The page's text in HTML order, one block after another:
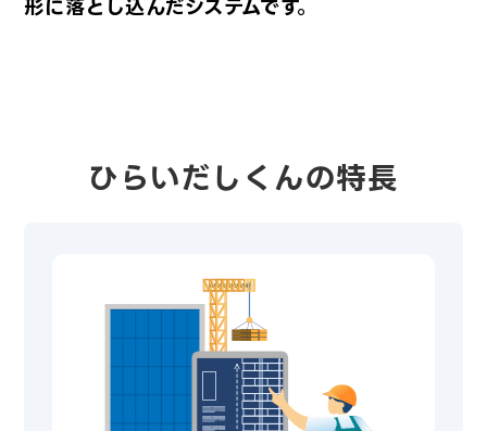
形に落とし込んだシステムです。
ひらいだしくんの特長